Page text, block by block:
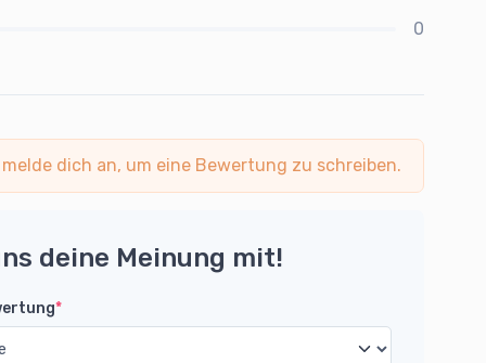
0
dich an, um eine Bewertung zu schreiben.
deine Meinung mit!
*